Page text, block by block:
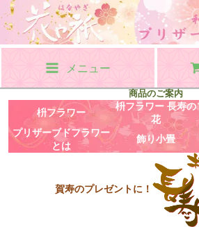
メニュー
商品のご案内
枡フラワー
枡フラワー 長寿の
花
プリザーブドフラワー
とは
飾り小畳
賀寿のプレゼントに！